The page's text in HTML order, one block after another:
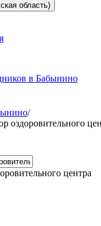
область)
в Бабынино
/
оздоровительного
центра